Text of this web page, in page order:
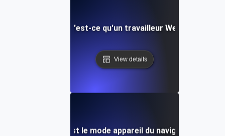
Qu'est-ce qu'un travailleur Web?
View details
Quel est le mode appareil du navigateur?